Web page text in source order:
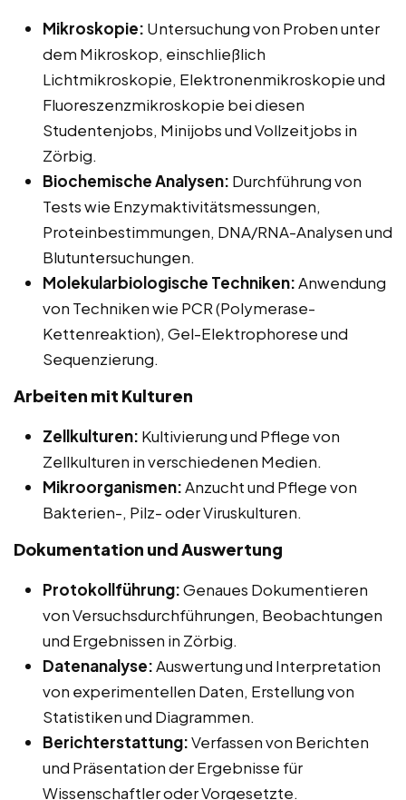
Mikroskopie: Untersuchung von Proben unter
dem Mikroskop, einschließlich
Lichtmikroskopie, Elektronenmikroskopie und
Fluoreszenzmikroskopie bei diesen
Studentenjobs, Minijobs und Vollzeitjobs in
Zörbig.
Biochemische Analysen: Durchführung von
Tests wie Enzymaktivitätsmessungen,
Proteinbestimmungen, DNA/RNA-Analysen und
Blutuntersuchungen.
Molekularbiologische Techniken:Anwendung
von Techniken wie PCR (Polymerase-
Kettenreaktion), Gel-Elektrophorese und
Sequenzierung.
Arbeiten mit Kulturen
Zellkulturen: Kultivierung und Pflege von
Zellkulturen in verschiedenen Medien.
Mikroorganismen:Anzucht und Pflege von
Bakterien-, Pilz- oder Viruskulturen.
Dokumentation und Auswertung
Protokollführung:Genaues Dokumentieren
von Versuchsdurchführungen, Beobachtungen
und Ergebnissen in Zörbig.
Datenanalyse:Auswertung und Interpretation
von experimentellen Daten, Erstellung von
Statistiken und Diagrammen.
Berichterstattung:Verfassen von Berichten
und Präsentation der Ergebnisse für
Wissenschaftler oder Vorgesetzte.